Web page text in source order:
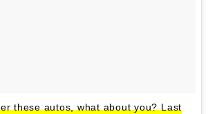
these autos, what about you? Last